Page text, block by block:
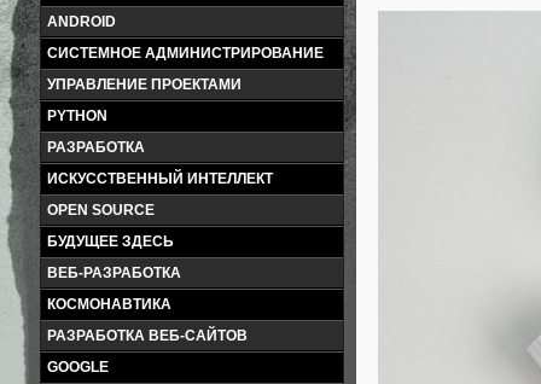
ANDROID
СИСТЕМНОЕ АДМИНИСТРИРОВАНИЕ
УПРАВЛЕНИЕ ПРОЕКТАМИ
PYTHON
РАЗРАБОТКА
ИСКУССТВЕННЫЙ ИНТЕЛЛЕКТ
OPEN SOURCE
БУДУЩЕЕ ЗДЕСЬ
ВЕБ-РАЗРАБОТКА
КОСМОНАВТИКА
РАЗРАБОТКА ВЕБ-САЙТОВ
GOOGLE